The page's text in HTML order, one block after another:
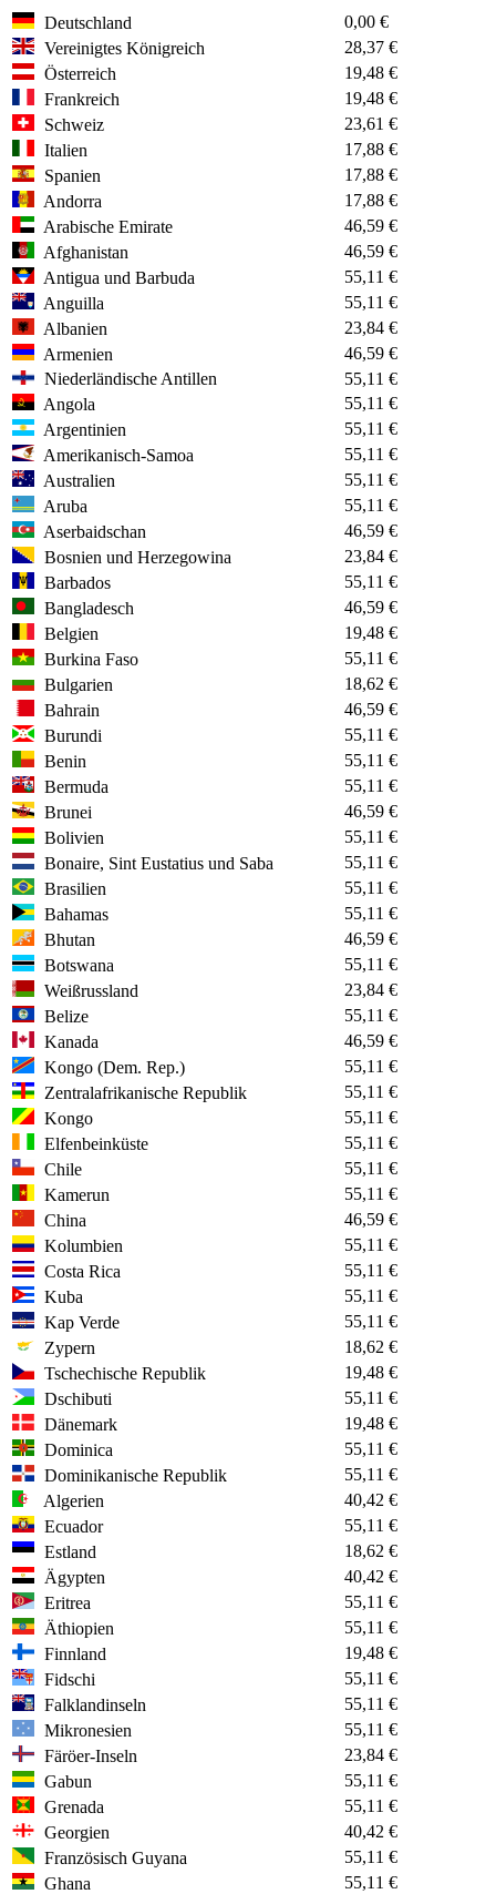
Deutschland
0,00 €
Vereinigtes Königreich
28,37 €
Österreich
19,48 €
Frankreich
19,48 €
Schweiz
23,61 €
Italien
17,88 €
Spanien
17,88 €
Andorra
17,88 €
Arabische Emirate
46,59 €
Afghanistan
46,59 €
Antigua und Barbuda
55,11 €
Anguilla
55,11 €
Albanien
23,84 €
Armenien
46,59 €
Niederländische Antillen
55,11 €
Angola
55,11 €
Argentinien
55,11 €
Amerikanisch-Samoa
55,11 €
Australien
55,11 €
Aruba
55,11 €
Aserbaidschan
46,59 €
Bosnien und Herzegowina
23,84 €
Barbados
55,11 €
Bangladesch
46,59 €
Belgien
19,48 €
Burkina Faso
55,11 €
Bulgarien
18,62 €
Bahrain
46,59 €
Burundi
55,11 €
Benin
55,11 €
Bermuda
55,11 €
Brunei
46,59 €
Bolivien
55,11 €
Bonaire, Sint Eustatius und Saba
55,11 €
Brasilien
55,11 €
Bahamas
55,11 €
Bhutan
46,59 €
Botswana
55,11 €
Weißrussland
23,84 €
Belize
55,11 €
Kanada
46,59 €
Kongo (Dem. Rep.)
55,11 €
Zentralafrikanische Republik
55,11 €
Kongo
55,11 €
Elfenbeinküste
55,11 €
Chile
55,11 €
Kamerun
55,11 €
China
46,59 €
Kolumbien
55,11 €
Costa Rica
55,11 €
Kuba
55,11 €
Kap Verde
55,11 €
Zypern
18,62 €
Tschechische Republik
19,48 €
Dschibuti
55,11 €
Dänemark
19,48 €
Dominica
55,11 €
Dominikanische Republik
55,11 €
Algerien
40,42 €
Ecuador
55,11 €
Estland
18,62 €
Ägypten
40,42 €
Eritrea
55,11 €
Äthiopien
55,11 €
Finnland
19,48 €
Fidschi
55,11 €
Falklandinseln
55,11 €
Mikronesien
55,11 €
Färöer-Inseln
23,84 €
Gabun
55,11 €
Grenada
55,11 €
Georgien
40,42 €
Französisch Guyana
55,11 €
Ghana
55,11 €